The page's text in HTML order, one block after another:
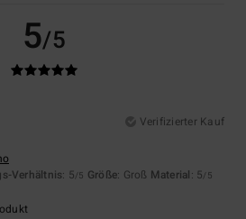
5/5
Verifizierter Kauf
Verhältnis: 5/5 Größe: Groß Material: 5/5